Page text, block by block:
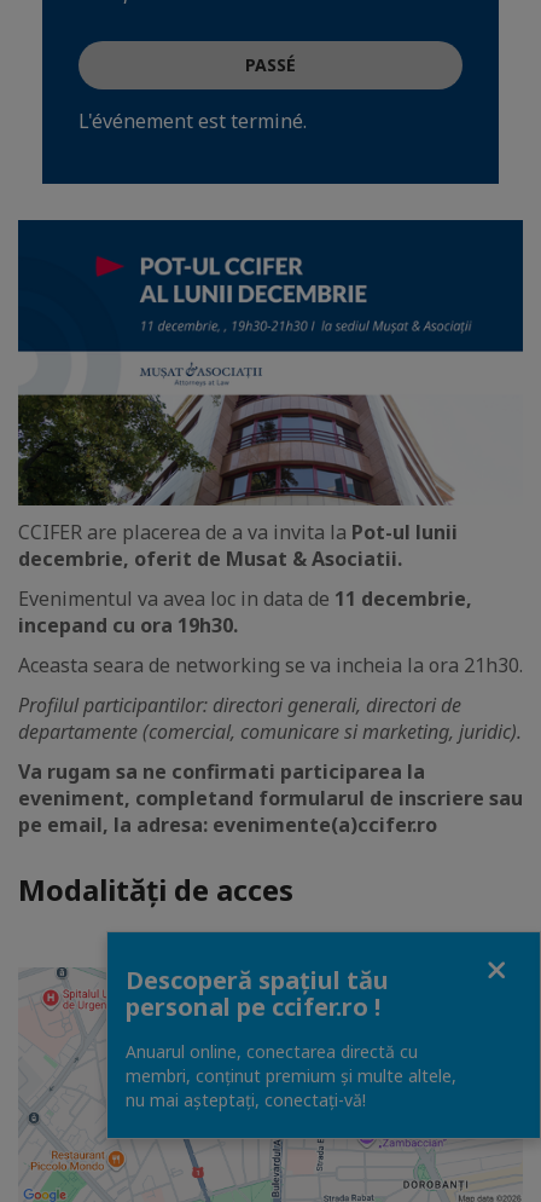
PASSÉ
L'événement est terminé.
CCIFER are placerea de a va invita la Pot-ul lunii
decembrie, oferit de Musat & Asociatii.
Evenimentul va avea loc in data de 11 decembrie,
incepand cu ora 19h30.
Aceasta seara de networking se va incheia la ora 21h30.
Profilul participantilor: directori generali, directori de
departamente (comercial, comunicare si marketing, juridic).
Va rugam sa ne confirmati participarea la
eveniment, completand formularul de inscriere sau
pe email, la adresa: evenimente(a)ccifer.ro
Modalități de acces
Descoperă spațiul tău
personal pe ccifer.ro !
Anuarul online, conectarea directă cu
membri, conținut premium și multe altele,
nu mai așteptați, conectaţi-vă!